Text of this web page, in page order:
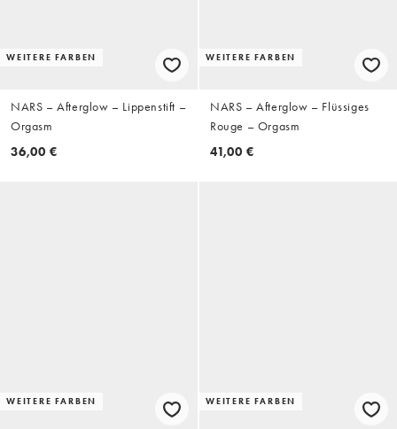
WEITERE FARBEN
NARS – Afterglow – Lippenstift –
Orgasm
36,00 €
WEITERE FARBEN
NARS – Afterglow – Flüssiges
Rouge – Orgasm
41,00 €
WEITERE FARBEN WEITERE FARBEN